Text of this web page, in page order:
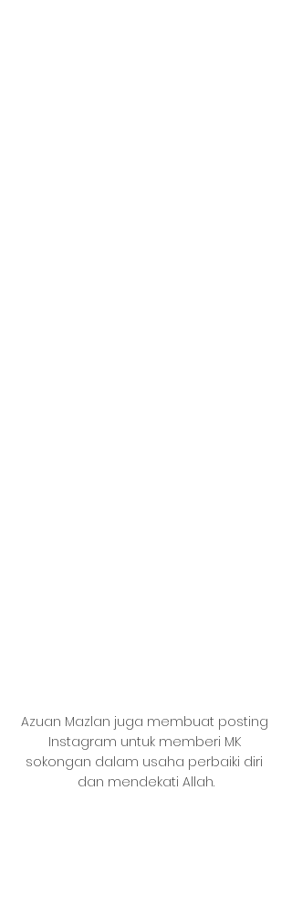
Azuan Mazlan juga membuat posting
Instagram untuk memberi MK
sokongan dalam usaha perbaiki diri
dan mendekati Allah.